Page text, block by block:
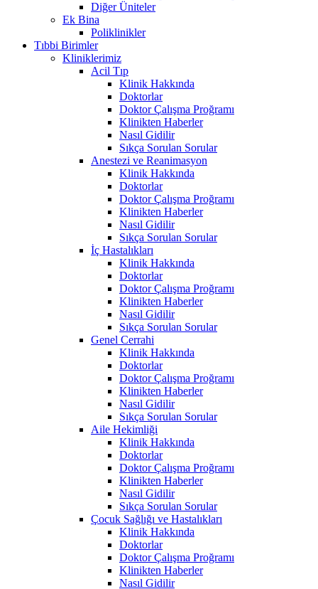
Diğer Üniteler
Ek Bina
Poliklinikler
Tıbbi Birimler
Kliniklerimiz
Acil Tıp
Klinik Hakkında
Doktorlar
Doktor Çalışma Proğramı
Klinikten Haberler
Nasıl Gidilir
Sıkça Sorulan Sorular
Anestezi ve Reanimasyon
Klinik Hakkında
Doktorlar
Doktor Çalışma Proğramı
Klinikten Haberler
Nasıl Gidilir
Sıkça Sorulan Sorular
İç Hastalıkları
Klinik Hakkında
Doktorlar
Doktor Çalışma Proğramı
Klinikten Haberler
Nasıl Gidilir
Sıkça Sorulan Sorular
Genel Cerrahi
Klinik Hakkında
Doktorlar
Doktor Çalışma Proğramı
Klinikten Haberler
Nasıl Gidilir
Sıkça Sorulan Sorular
Aile Hekimliği
Klinik Hakkında
Doktorlar
Doktor Çalışma Proğramı
Klinikten Haberler
Nasıl Gidilir
Sıkça Sorulan Sorular
Çocuk Sağlığı ve Hastalıkları
Klinik Hakkında
Doktorlar
Doktor Çalışma Proğramı
Klinikten Haberler
Nasıl Gidilir